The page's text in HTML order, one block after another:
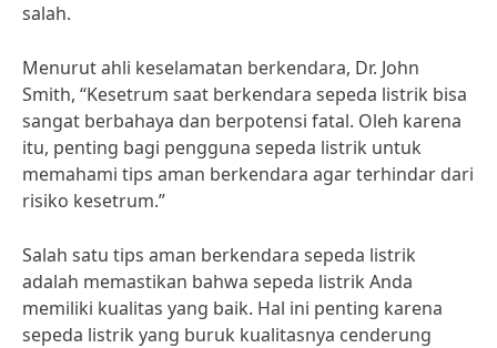
salah.
Menurut ahli keselamatan berkendara, Dr. John
Smith, “Kesetrum saat berkendara sepeda listrik bisa
sangat berbahaya dan berpotensi fatal. Oleh karena
itu, penting bagi pengguna sepeda listrik untuk
memahami tips aman berkendara agar terhindar dari
risiko kesetrum.”
Salah satu tips aman berkendara sepeda listrik
adalah memastikan bahwa sepeda listrik Anda
memiliki kualitas yang baik. Hal ini penting karena
sepeda listrik yang buruk kualitasnya cenderung